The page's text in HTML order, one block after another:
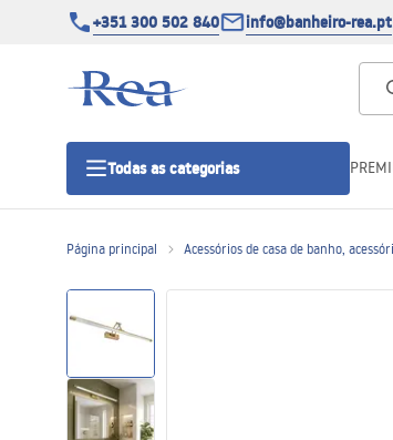
+351 300 502 840 info@banheiro-rea.pt
Todas as categorias
outras
Bases de duche de casa de banho
Página principal Acessórios de casa de banho,